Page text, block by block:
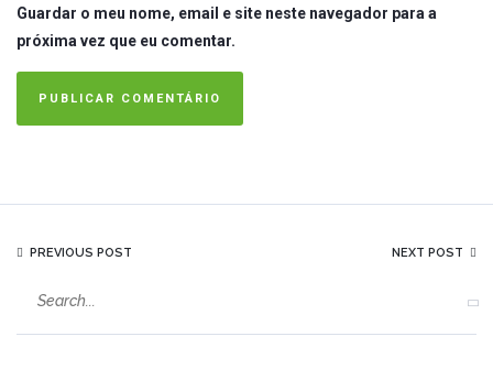
Guardar o meu nome, email e site neste navegador para a
próxima vez que eu comentar.
PREVIOUS POST NEXT POST